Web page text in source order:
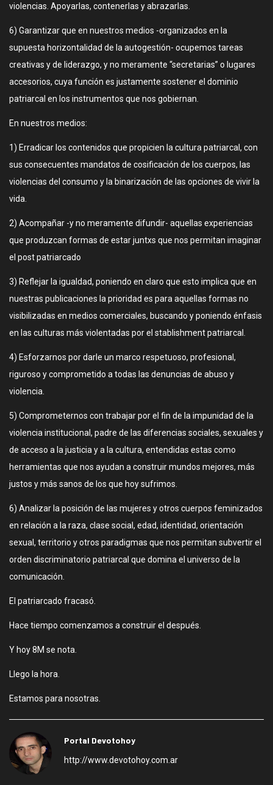
violencias. Apoyarlas, contenerlas y abrazarlas.
6) Garantizar que en nuestros medios -organizados en la
supuesta horizontalidad de la autogestión- ocupemos tareas
creativas y de liderazgo, y no meramente “secretarias” o lugares
accesorios, cuya función es justamente sostener el dominio
patriarcal en los instrumentos que nos gobiernan.
En nuestros medios:
1) Erradicar los contenidos que propicien la cultura patriarcal, con
sus consecuentes mandatos de cosificación de los cuerpos, las
violencias del consumo y la binarización de las opciones de vivir la
vida.
2) Acompañar -y no meramente difundir- aquellas experiencias
que produzcan formas de estar juntxs que nos permitan imaginar
el post patriarcado
3) Reflejar la igualdad, poniendo en claro que esto implica que en
nuestras publicaciones la prioridad es para aquellas formas no
visibilizadas en medios comerciales, buscando y poniendo énfasis
en las culturas más violentadas por el stablishment patriarcal.
4) Esforzarnos por darle un marco respetuoso, profesional,
riguroso y comprometido a todas las denuncias de abuso y
violencia.
5) Comprometernos con trabajar por el fin de la impunidad de la
violencia institucional, padre de las diferencias sociales, sexuales y
de acceso a la justicia y a la cultura, entendidas estas como
herramientas que nos ayudan a construir mundos mejores, más
justos y más sanos de los que hoy sufrimos.
6) Analizar la posición de las mujeres y otros cuerpos feminizados
en relación a la raza, clase social, edad, identidad, orientación
sexual, territorio y otros paradigmas que nos permitan subvertir el
orden discriminatorio patriarcal que domina el universo de la
comunicación.
El patriarcado fracasó.
Hace tiempo comenzamos a construir el después.
Y hoy 8M se nota.
Llego la hora.
Estamos para nosotras.
Portal Devotohoy
http://www.devotohoy.com.ar